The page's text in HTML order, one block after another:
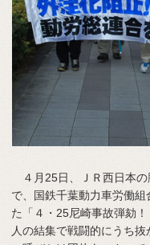
４月25日、ＪＲ西日本の
で、国鉄千葉動力車労働
た「４・25尼崎事故弾劾
人の結集で戦闘的にうち抜